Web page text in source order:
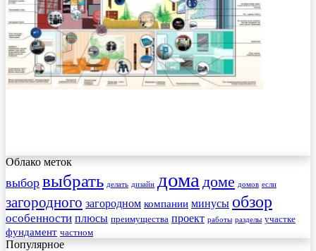
Облако меток
выбор выбрать делать дизайн дома доме домов если
загородного загородном компании минусы обзор
особенности плюсы преимущества проект работы разделы участке
фундамент частном
Популярное